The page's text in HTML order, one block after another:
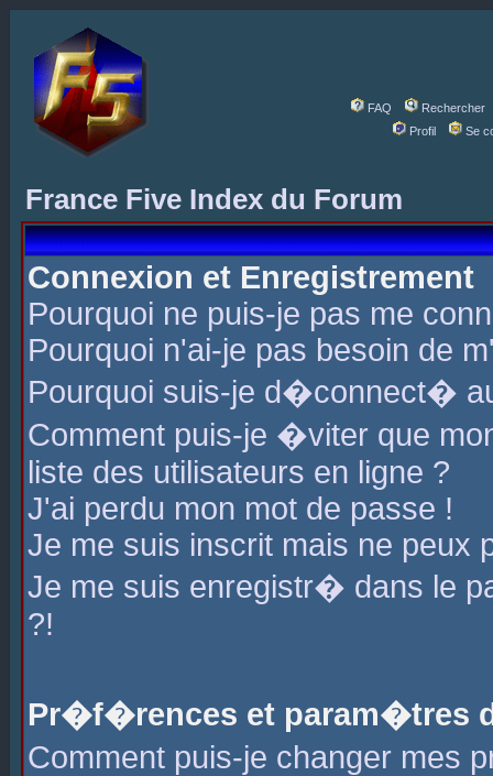
FAQ
Rechercher
Profil
Se
France Five Index du Forum
Connexion et Enregistrement
Pourquoi ne puis-je pas me
Pourquoi n'ai-je pas besoin de
Pourquoi suis-je d�connect�
Comment puis-je �viter que
liste des utilisateurs en ligne ?
J'ai perdu mon mot de passe !
Je me suis inscrit mais ne peux
Je me suis enregistr� dans le
?!
Pr�f�rences et param�tres
Comment puis-je changer mes